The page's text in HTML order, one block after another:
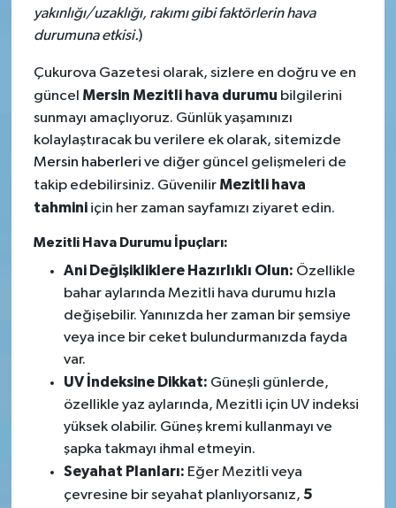
yakınlığı/uzaklığı, rakımı gibi faktörlerin hava
durumuna etkisi.)
Çukurova Gazetesi olarak, sizlere en doğru ve en
güncel Mersin Mezitli hava durumu bilgilerini
sunmayı amaçlıyoruz. Günlük yaşamınızı
kolaylaştıracak bu verilere ek olarak, sitemizde
Mersin haberleri ve diğer güncel gelişmeleri de
takip edebilirsiniz. Güvenilir Mezitli hava
tahmini için her zaman sayfamızı ziyaret edin.
Mezitli Hava Durumu İpuçları:
Ani Değişikliklere Hazırlıklı Olun: Özellikle
bahar aylarında Mezitli hava durumu hızla
değişebilir. Yanınızda her zaman bir şemsiye
veya ince bir ceket bulundurmanızda fayda
var.
UV İndeksine Dikkat: Güneşli günlerde,
özellikle yaz aylarında, Mezitli için UV indeksi
yüksek olabilir. Güneş kremi kullanmayı ve
şapka takmayı ihmal etmeyin.
Seyahat Planları: Eğer Mezitli veya
çevresine bir seyahat planlıyorsanız, 5